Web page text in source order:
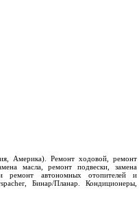
Америка). Ремонт ходовой, ремонт
масла, ремонт подвески, замена
ремонт автономных отопителей и
Бинар/Планар. Кондиционеры,